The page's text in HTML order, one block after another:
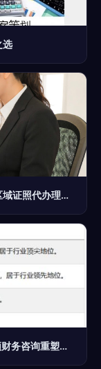
选
河南紫萄财务咨询服务 深耕中原，打造跨区域证照代办理标杆
六力模型赋能SaaS产业 用友YonSuite引领财务咨询重塑企业数智化新标杆